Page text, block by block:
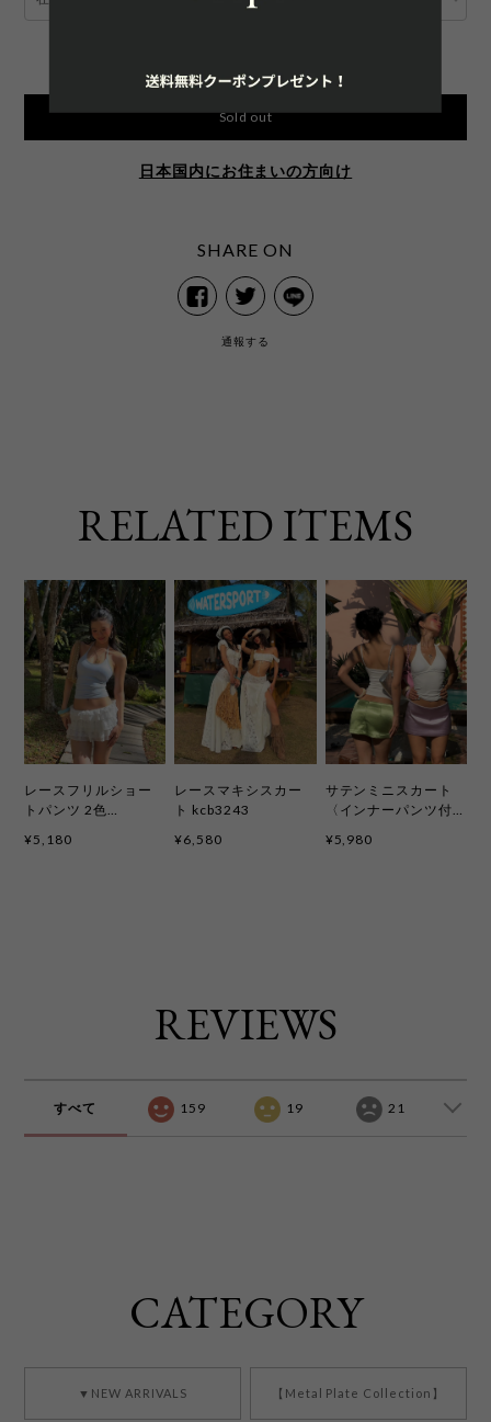
International shipping available
Sold out
日本国内にお住まいの方向け
SHARE ON
通報する
RELATED ITEMS
レースフリルショー
トパンツ 2色
¥5,180
レースマキシスカー
ト kcb3243
¥6,580
サテンミニスカート
〈インナーパンツ付
¥5,980
REVIEWS
すべて 159 19 21
CATEGORY
▼NEW ARRIVALS 【Metal Plate Collection】